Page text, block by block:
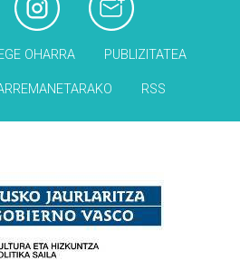
OHARRA PUBLIZITATEA
RSS